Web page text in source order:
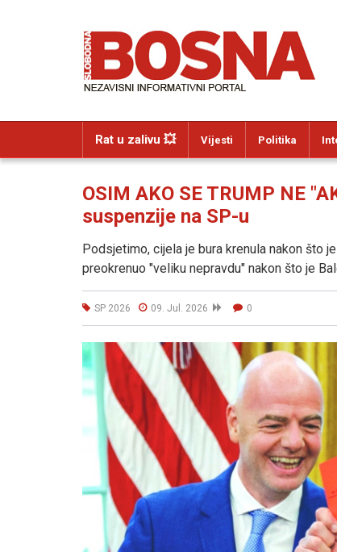
Rat u zalivu 💥 Vijesti Politika
OSIM AKO SE TRUMP NE
suspenzije na SP-u
Podsjetimo, cijela je bura krenula nakon što
preokrenuo "veliku nepravdu" nakon što je
SP 2026 09. Jul. 2026 0